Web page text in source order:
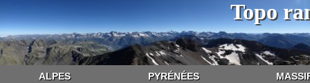
Topo
ALPES PYRÉNÉES